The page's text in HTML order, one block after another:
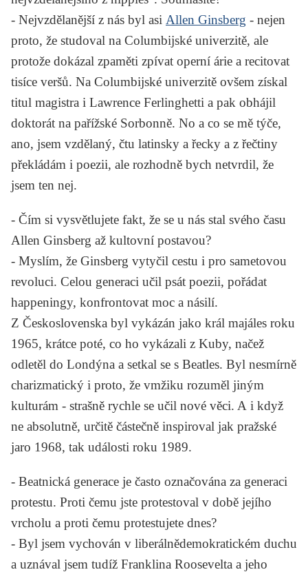
- Nejvzdělanější z nás byl asi Allen Ginsberg - nejen
proto, že studoval na Columbijské univerzitě, ale
protože dokázal zpaměti zpívat operní árie a recitovat
tisíce veršů. Na Columbijské univerzitě ovšem získal
titul magistra i Lawrence Ferlinghetti a pak obhájil
doktorát na pařížské Sorbonně. No a co se mě týče,
ano, jsem vzdělaný, čtu latinsky a řecky a z řečtiny
překládám i poezii, ale rozhodně bych netvrdil, že
jsem ten nej.
- Čím si vysvětlujete fakt, že se u nás stal svého času
Allen Ginsberg až kultovní postavou?
- Myslím, že Ginsberg vytyčil cestu i pro sametovou
revoluci. Celou generaci učil psát poezii, pořádat
happeningy, konfrontovat moc a násilí.
Z Československa byl vykázán jako král majáles roku
1965, krátce poté, co ho vykázali z Kuby, načež
odletěl do Londýna a setkal se s Beatles. Byl nesmírně
charizmatický i proto, že vmžiku rozuměl jiným
kulturám - strašně rychle se učil nové věci. A i když
ne absolutně, určitě částečně inspiroval jak pražské
jaro 1968, tak události roku 1989.
- Beatnická generace je často označována za generaci
protestu. Proti čemu jste protestoval v době jejího
vrcholu a proti čemu protestujete dnes?
- Byl jsem vychován v liberálnědemokratickém duchu
a uznával jsem tudíž Franklina Roosevelta a jeho